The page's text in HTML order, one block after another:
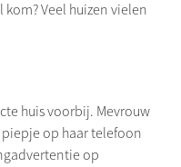
Veel huizen vielen
huis voorbij. Mevrouw
op haar telefoon
op